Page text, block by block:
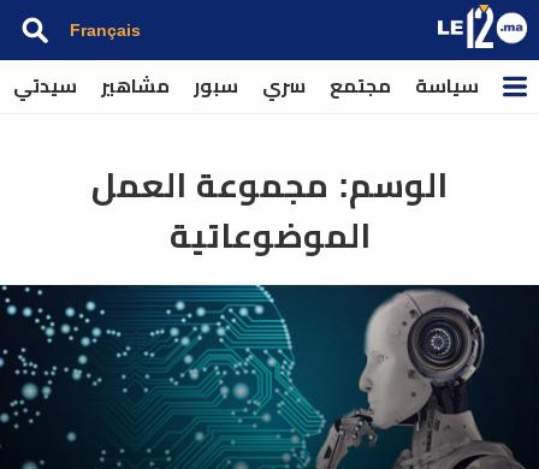
Français
سياسة مجتمع سري سبور مشاهير سيدتي
الوسم: مجموعة العمل
الموضوعاتية